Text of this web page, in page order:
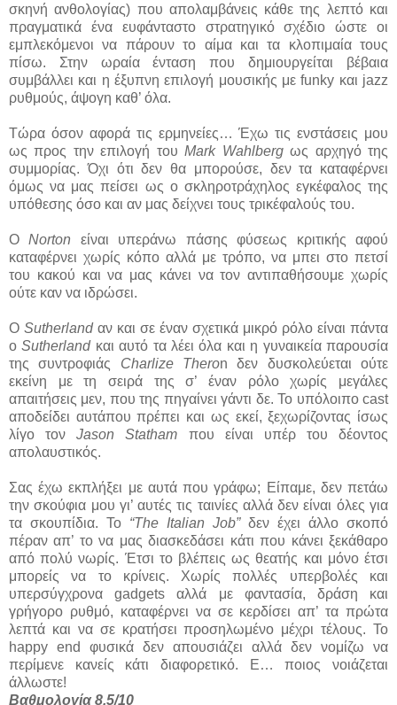
σκηνή ανθολογίας) που απολαμβάνεις κάθε της λεπτό και
πραγματικά ένα ευφάνταστο στρατηγικό σχέδιο ώστε οι
εμπλεκόμενοι να πάρουν το αίμα και τα κλοπιμαία τους
πίσω. Στην ωραία ένταση που δημιουργείται βέβαια
συμβάλλει και η έξυπνη επιλογή μουσικής με funky και jazz
ρυθμούς, άψογη καθ’ όλα.
Τώρα όσον αφορά τις ερμηνείες… Έχω τις ενστάσεις μου
ως προς την επιλογή τουMark Wahlbergως αρχηγό της
συμμορίας. Όχι ότι δεν θα μπορούσε, δεν τα καταφέρνει
όμως να μας πείσει ως ο σκληροτράχηλος εγκέφαλος της
υπόθεσης όσο και αν μας δείχνει τους τρικέφαλούς του.
ΟNorton είναι υπεράνω πάσης φύσεως κριτικής αφού
καταφέρνει χωρίς κόπο αλλά με τρόπο, να μπει στο πετσί
του κακού και να μας κάνει να τον αντιπαθήσουμε χωρίς
ούτε καν να ιδρώσει.
Ο Sutherland αν και σε έναν σχετικά μικρό ρόλο είναι πάντα
οSutherlandκαι αυτό τα λέει όλα και η γυναικεία παρουσία
της συντροφιάς Charlize Theron δεν δυσκολεύεται ούτε
εκείνη με τη σειρά της σ’ έναν ρόλο χωρίς μεγάλες
απαιτήσεις μεν, που της πηγαίνει γάντι δε. Το υπόλοιπο cast
αποδείδει αυτάπου πρέπει και ως εκεί, ξεχωρίζοντας ίσως
λίγο τονJason Statham που είναι υπέρ του δέοντος
απολαυστικός.
Σας έχω εκπλήξει με αυτά που γράφω; Είπαμε, δεν πετάω
την σκούφια μου γι’ αυτές τις ταινίες αλλά δεν είναι όλες για
τα σκουπίδια. Το “The Italian Job” δεν έχει άλλο σκοπό
πέραν απ’ το να μας διασκεδάσει κάτι που κάνει ξεκάθαρο
από πολύ νωρίς. Έτσι το βλέπεις ως θεατής και μόνο έτσι
μπορείς να το κρίνεις. Χωρίς πολλές υπερβολές και
υπερσύγχρονα gadgets αλλά με φαντασία, δράση και
γρήγορο ρυθμό, καταφέρνει να σε κερδίσει απ’ τα πρώτα
λεπτά και να σε κρατήσει προσηλωμένο μέχρι τέλους. Το
happy end φυσικά δεν απουσιάζει αλλά δεν νομίζω να
περίμενε κανείς κάτι διαφορετικό. Ε… ποιος νοιάζεται
άλλωστε!
Βαθμολογία 8,5/10